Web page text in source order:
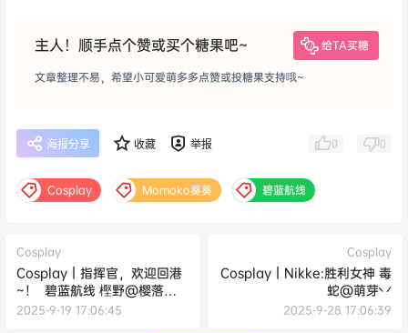
主人！顺手点个赞或买个糖果吧~ 给TA买糖
文章整理不易，希望小可爱萌多多点赞或投糖果支持哦~
海报分享 收藏 举报 0 0
Cosplay Momoko葵葵 碧蓝航线
Cosplay
Cosplay｜指挥官，欢迎回港
~！ ​​​ 碧蓝航线 樫野@樱落
Selena_
2025-9-19 17:06:45
Cosplay
Cosplay｜Nikke:胜利女神 毒
蛇@萌芽丷
2025-9-28 17:06:39